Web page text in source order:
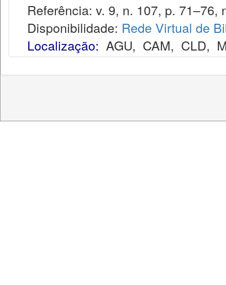
Referência: v. 9, n. 107, p. 71–76,
Disponibilidade: Rede Virtual de
Localização: AGU, CAM, CLD,